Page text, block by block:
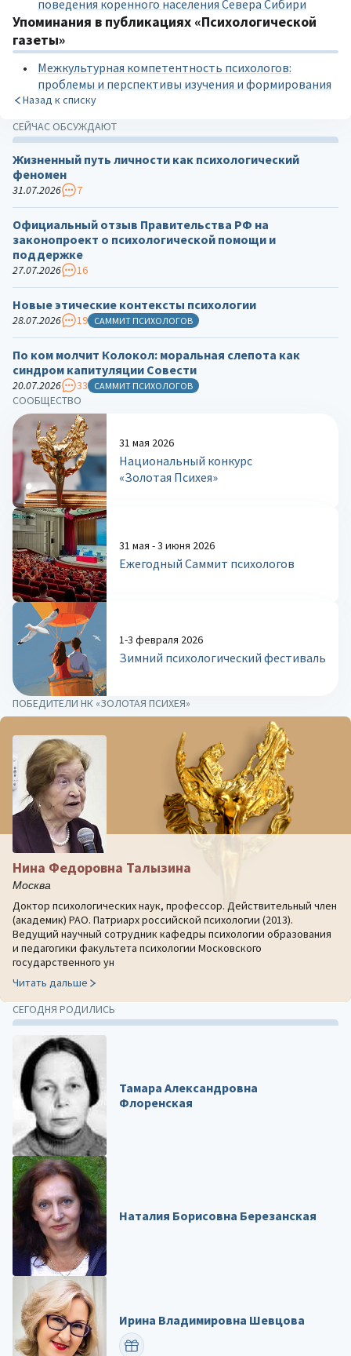
поведения коренного населения Севера Сибири
Упоминания в публикациях «Психологической
газеты»
Межкультурная компетентность психологов:
проблемы и перспективы изучения и формирования
Назад к списку
СООБЩЕСТВО
31 мая 2026
Национальный конкурс
«Золотая Психея»
31 мая - 3 июня 2026
Ежегодный Саммит психологов
1-3 февраля 2026
Зимний психологический фестиваль
СЕЙЧАС ОБСУЖДАЮТ
Жизненный путь личности как психологический
феномен
31.07.2026 7
Официальный отзыв Правительства РФ на
законопроект о психологической помощи и
поддержке
27.07.2026 16
Новые этические контексты психологии
28.07.2026 19 САММИТ ПСИХОЛОГОВ
По ком молчит Колокол: моральная слепота как
синдром капитуляции Совести
20.07.2026 33 САММИТ ПСИХОЛОГОВ
ПОБЕДИТЕЛИ НК «ЗОЛОТАЯ ПСИХЕЯ»
Нина Федоровна Талызина
Москва
Доктор психологических наук, профессор. Действительный член
(академик) РАО. Патриарх российской психологии (2013).
Ведущий научный сотрудник кафедры психологии образования
и педагогики факультета психологии Московского
государственного ун
Читать дальше
СЕГОДНЯ РОДИЛИСЬ
Тамара Александровна
Флоренская
Наталия Борисовна Березанская
Ирина Владимировна Шевцова
ПОЗДРАВИТЬ